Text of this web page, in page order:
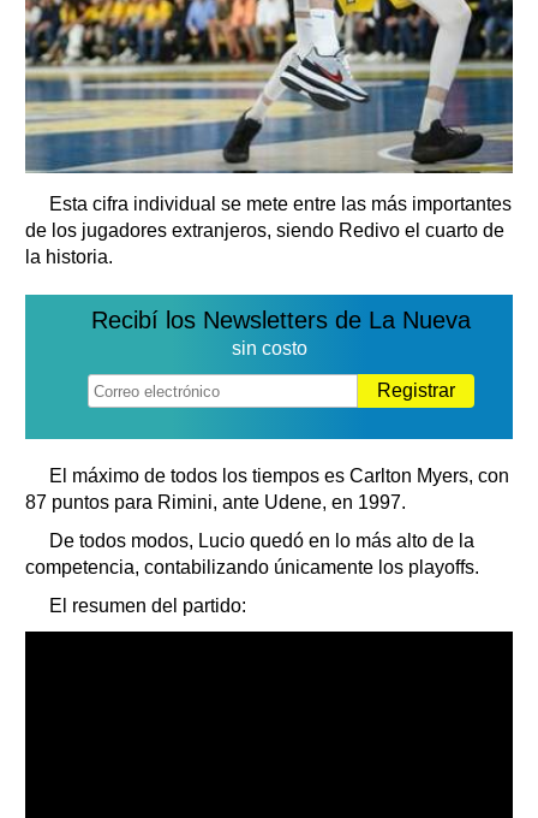
Esta cifra individual se mete entre las más importantes
de los jugadores extranjeros, siendo Redivo el cuarto de
la historia.
Recibí los Newsletters de La Nueva
sin costo
Registrar
El máximo de todos los tiempos es Carlton Myers, con
87 puntos para Rimini, ante Udene, en 1997.
De todos modos, Lucio quedó en lo más alto de la
competencia, contabilizando únicamente los playoffs.
El resumen del partido: